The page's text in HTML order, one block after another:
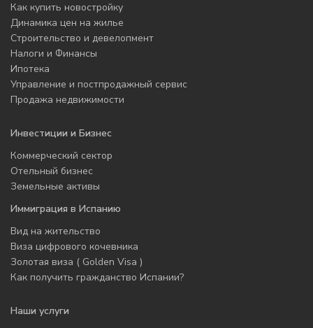
Как купить новостройку
Динамика цен на жилье
Строительство и девелопмент
Налоги и Финансы
Ипотека
Управление и постпродажный сервис
Продажа недвижимости
Инвестиции и Бизнес
Коммерческий сектор
Отельный бизнес
Земельные активы
Иммиграция в Испанию
Вид на жительство
Виза цифрового кочевника
Золотая виза ( Golden Visa )
Как получить гражданство Испании?
Наши услуги